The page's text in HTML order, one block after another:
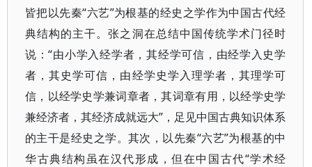
皆把以先秦“六艺”为根基的经史之学作为中国古代经
典结构的主干。张之洞在总结中国传统学术门径时
说：“由小学入经学者，其经学可信，由经学入史学
者，其史学可信，由经学史学入理学者，其理学可
信，以经学史学兼词章者，其词章有用，以经学史学
兼经济者，其经济成就远大”，足见中国古典知识体系
的主干是经史之学。其次，以先秦“六艺”为根基的中
华古典结构虽在汉代形成，但在中国古代“学术经